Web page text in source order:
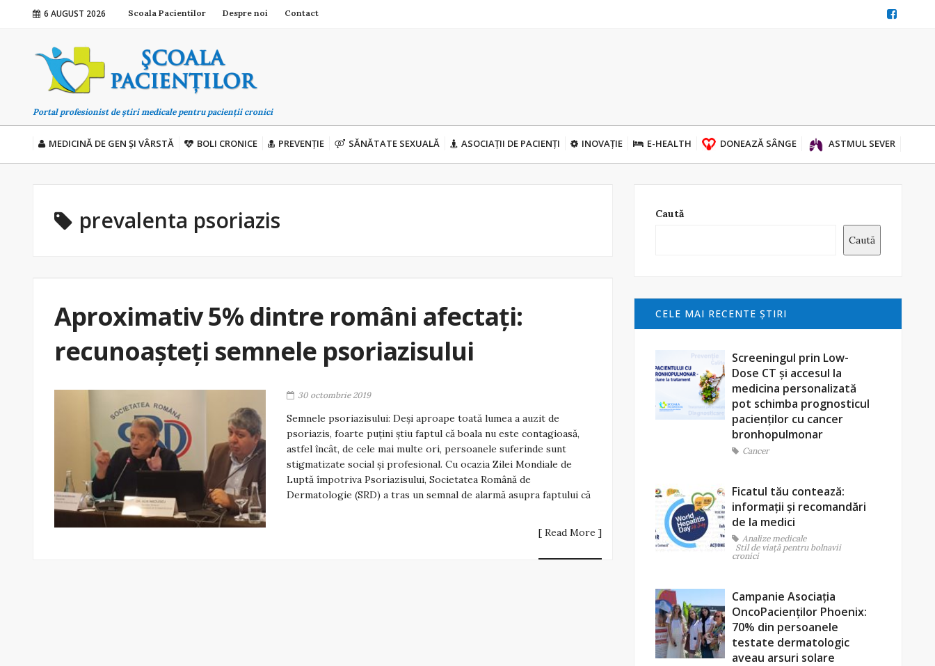
6 AUGUST 2026 Scoala Pacientilor Despre noi Contact
Portal profesionist de știri medicale pentru pacienții cronici
MEDICINĂ DE GEN ȘI VÂRSTĂ BOLI CRONICE PREVENȚIE SĂNĂTATE SEXUALĂ ASOCIAȚII DE PACIENȚI INOVAȚIE E-HEALTH DONEAZĂ SÂNGE ASTMUL SEVER
prevalenta psoriazis
Aproximativ 5% dintre români afectați:
recunoașteți semnele psoriazisului
30 octombrie 2019
Semnele psoriazisului: Deși aproape toată lumea a auzit de
psoriazis, foarte puțini știu faptul că boala nu este contagioasă,
astfel încât, de cele mai multe ori, persoanele suferinde sunt
stigmatizate social și profesional. Cu ocazia Zilei Mondiale de
Luptă împotriva Psoriazisului, Societatea Română de
Dermatologie (SRD) a tras un semnal de alarmă asupra faptului că
[ Read More ]
Caută
Caută
CELE MAI RECENTE ŞTIRI
Screeningul prin Low-
Dose CT și accesul la
medicina personalizată
pot schimba prognosticul
pacienților cu cancer
bronhopulmonar
Cancer
Ficatul tău contează:
informații și recomandări
de la medici
Analize medicale
Stil de viaţă pentru bolnavii
cronici
Campanie Asociația
OncoPacienților Phoenix:
70% din persoanele
testate dermatologic
aveau arsuri solare